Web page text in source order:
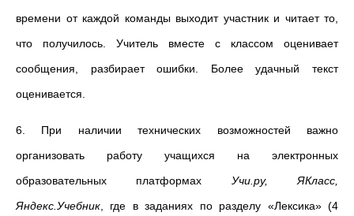
времени от каждой команды выходит участник и читает то,
что получилось. Учитель вместе с классом оценивает
сообщения, разбирает ошибки. Более удачный текст
оценивается.
6. При наличии технических возможностей важно
организовать работу учащихся на электронных
образовательных платформах Учи.ру, ЯКласс,
Яндекс.Учебник , где в заданиях по разделу «Лексика» (4